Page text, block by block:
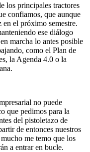
los principales tractores
confiamos, que aunque
el próximo semestre.
ese diálogo
marcha lo antes posible
como el Plan de
la Agenda 4.0 o la
no puede
que pedimos para la
del pistoletazo de
de entonces nuestros
me temo que los
a entrar en bucle.